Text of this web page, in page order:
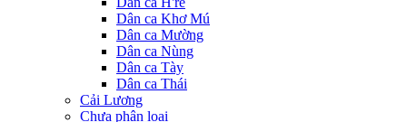
Dân ca Khơ Mú
Dân ca Mường
Dân ca Nùng
Dân ca Tày
Dân ca Thái
Cải Lương
Chưa phân loại